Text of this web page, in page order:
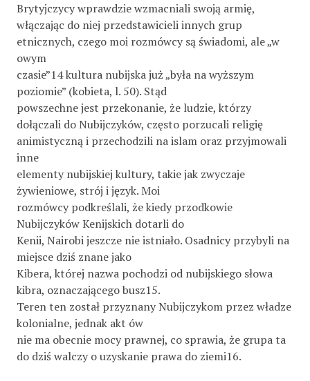
Brytyjczycy wprawdzie wzmacniali swoją armię,
włączając do niej przedstawicieli innych grup
etnicznych, czego moi rozmówcy są świadomi, ale „w
owym
czasie”14 kultura nubijska już „była na wyższym
poziomie” (kobieta, l. 50). Stąd
powszechne jest przekonanie, że ludzie, którzy
dołączali do Nubijczyków, często porzucali religię
animistyczną i przechodzili na islam oraz przyjmowali
inne
elementy nubijskiej kultury, takie jak zwyczaje
żywieniowe, strój i język. Moi
rozmówcy podkreślali, że kiedy przodkowie
Nubijczyków Kenijskich dotarli do
Kenii, Nairobi jeszcze nie istniało. Osadnicy przybyli na
miejsce dziś znane jako
Kibera, której nazwa pochodzi od nubijskiego słowa
kibra, oznaczającego busz15.
Teren ten został przyznany Nubijczykom przez władze
kolonialne, jednak akt ów
nie ma obecnie mocy prawnej, co sprawia, że grupa ta
do dziś walczy o uzyskanie prawa do ziemi16.